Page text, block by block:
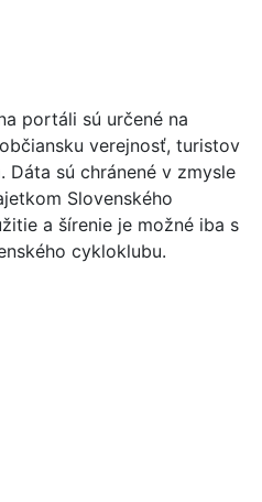
portáli sú určené na
verejnosť, turistov
Dáta sú chránené v zmysle
Slovenského
a šírenie je možné iba s
cykloklubu.